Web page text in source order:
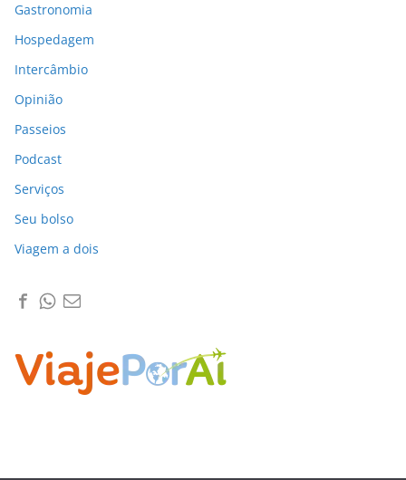
Gastronomia
Hospedagem
Intercâmbio
Opinião
Passeios
Podcast
Serviços
Seu bolso
Viagem a dois